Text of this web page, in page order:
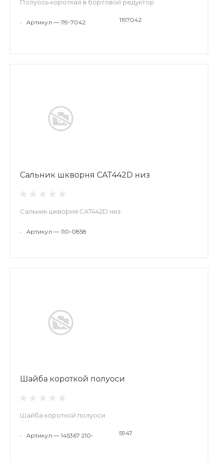
Полуось короткая в бортовой редуктор
• Артикул — 119-7042 1197042
Сальник шкворня CAT442D низ
Сальник шкворня CAT442D низ
• Артикул — 110-0858
Шайба короткой полуоси
Шайба короткой полуоси
• Артикул — 145367 210- 5947